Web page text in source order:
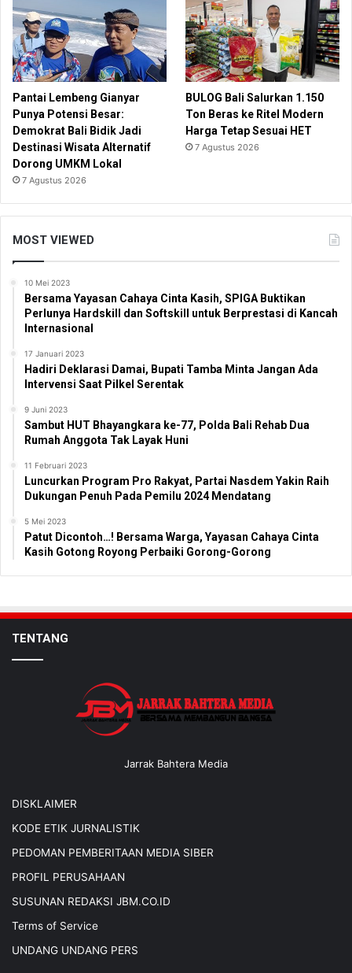
Pantai Lembeng Gianyar
Punya Potensi Besar:
Demokrat Bali Bidik Jadi
Destinasi Wisata Alternatif
Dorong UMKM Lokal
7 Agustus 2026
BULOG Bali Salurkan 1.150
Ton Beras ke Ritel Modern
Harga Tetap Sesuai HET
7 Agustus 2026
MOST VIEWED
10 Mei 2023
Bersama Yayasan Cahaya Cinta Kasih, SPIGA Buktikan
Perlunya Hardskill dan Softskill untuk Berprestasi di Kancah
Internasional
17 Januari 2023
Hadiri Deklarasi Damai, Bupati Tamba Minta Jangan Ada
Intervensi Saat Pilkel Serentak
9 Juni 2023
Sambut HUT Bhayangkara ke-77, Polda Bali Rehab Dua
Rumah Anggota Tak Layak Huni
11 Februari 2023
Luncurkan Program Pro Rakyat, Partai Nasdem Yakin Raih
Dukungan Penuh Pada Pemilu 2024 Mendatang
5 Mei 2023
Patut Dicontoh…! Bersama Warga, Yayasan Cahaya Cinta
Kasih Gotong Royong Perbaiki Gorong-Gorong
TENTANG
Jarrak Bahtera Media
DISKLAIMER
KODE ETIK JURNALISTIK
PEDOMAN PEMBERITAAN MEDIA SIBER
PROFIL PERUSAHAAN
SUSUNAN REDAKSI JBM.CO.ID
Terms of Service
UNDANG UNDANG PERS